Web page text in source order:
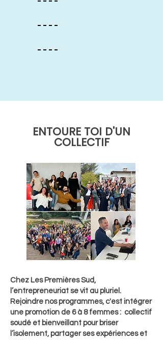
ENTOURE TOI D'UN
COLLECTIF
Chez Les Premières Sud,
l’entrepreneuriat se vit au pluriel.
Rejoindre nos programmes, c'est intégrer
une promotion de 6 à 8 femmes : collectif
soudé et bienveillant pour briser
l’isolement, partager ses expériences et